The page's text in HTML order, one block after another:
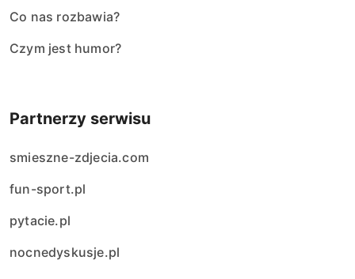
Co nas rozbawia?
Czym jest humor?
Partnerzy serwisu
smieszne-zdjecia.com
fun-sport.pl
pytacie.pl
nocnedyskusje.pl